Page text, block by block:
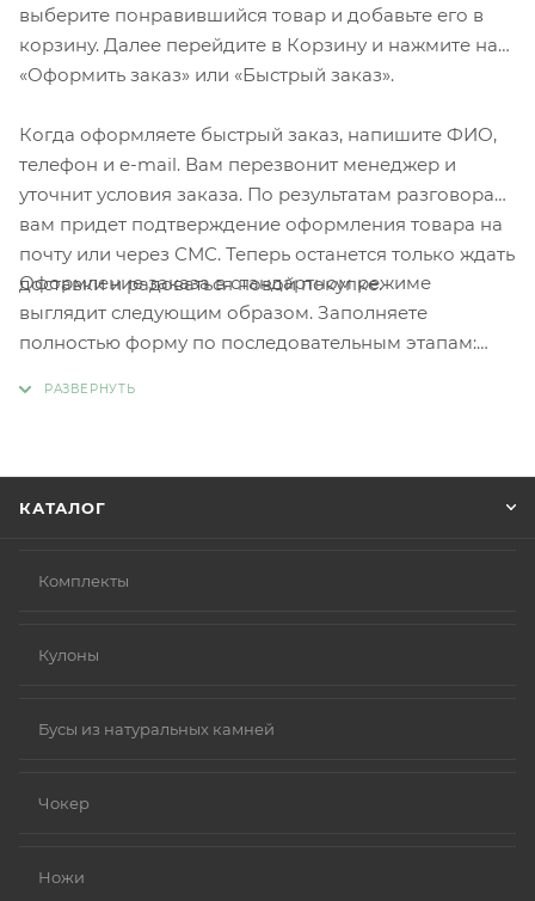
выберите понравившийся товар и добавьте его в
корзину. Далее перейдите в Корзину и нажмите на
«Оформить заказ» или «Быстрый заказ».
Когда оформляете быстрый заказ, напишите ФИО,
телефон и e-mail. Вам перезвонит менеджер и
уточнит условия заказа. По результатам разговора
вам придет подтверждение оформления товара на
почту или через СМС. Теперь останется только ждать
доставки и радоваться новой покупке.
Оформление заказа в стандартном режиме
выглядит следующим образом. Заполняете
полностью форму по последовательным этапам:
КАТАЛОГ
Комплекты
Кулоны
Бусы из натуральных камней
Чокер
Ножи